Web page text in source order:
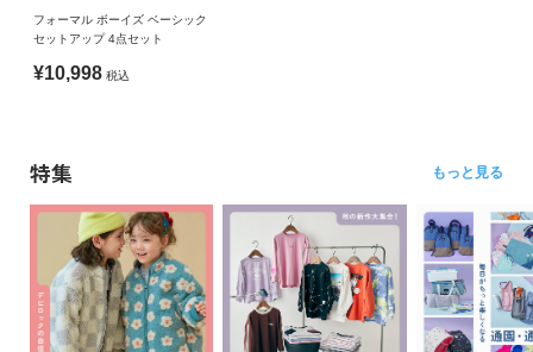
・乾燥機のご使用はお避けください。
・摩擦や水、汗などで色が移ることがあります。ご注意くだ
さい。
素材・サイズ等の品質に違いはございません。
多少異なる場合がございます。
フォーマル ボーイズ ベーシック
セットアップ 4点セット
¥10,998 税込
特集 もっと見る